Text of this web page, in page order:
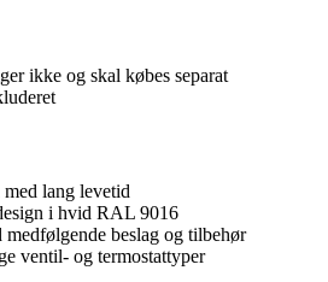
ikke og skal købes separat
lang levetid
i hvid RAL 9016
beslag og tilbehør
ventil- og termostattyper